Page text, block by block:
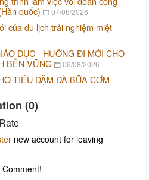
quốc)
07/08/2026
của du lịch trải nghiệm miệt
DỤC - HƯỚNG ĐI MỚI CHO
BỀN VỮNG
06/08/2026
TIÊU ĐẬM ĐÀ BỮA CƠM
(0)
Rate
new account for leaving
Comment!